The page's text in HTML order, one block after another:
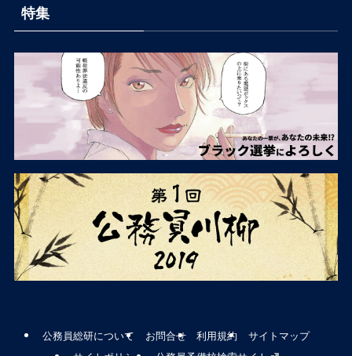
特集
公務員総研について お問合せ 利用規約
サイトマップ